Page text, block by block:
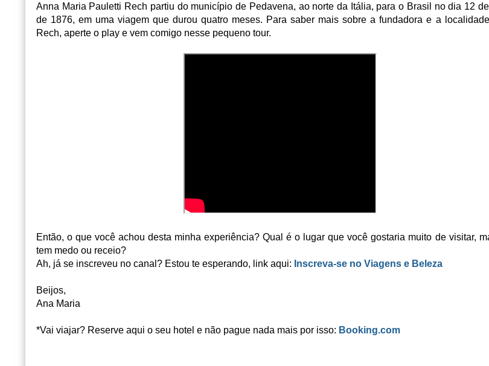
Anna Maria Pauletti Rech partiu do município de Pedavena, ao norte da Itália, para o Brasil no dia 12
de 1876, em uma viagem que durou quatro meses. Para saber mais sobre a fundadora e a
Rech, aperte o play e vem comigo nesse pequeno tour.
Então, o que você achou desta minha experiência? Qual é o lugar que você gostaria muito de visitar,
tem medo ou receio?
Ah, já se inscreveu no canal? Estou te esperando, link aqui: Inscreva-se no Viagens e Beleza
Beijos,
Ana Maria
*Vai viajar? Reserve aqui o seu hotel e não pague nada mais por isso: Booking.com